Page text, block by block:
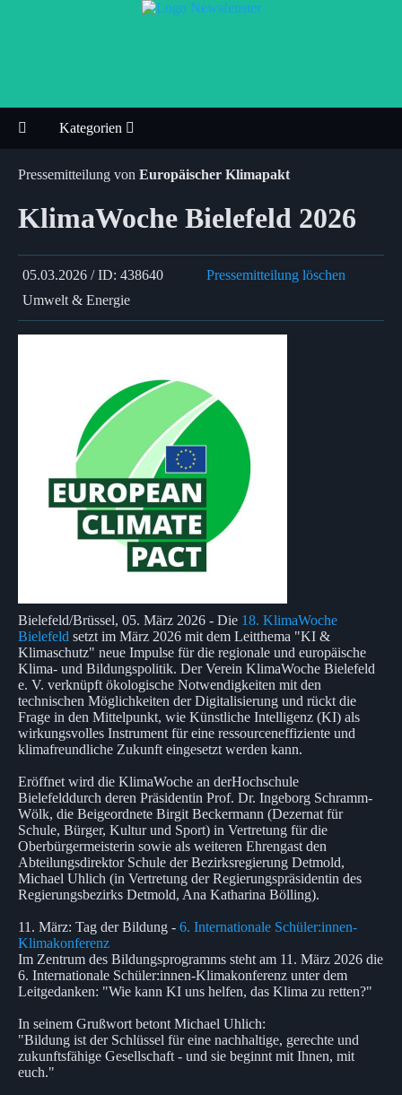
Kategorien
Pressemitteilung von Europäischer Klimapakt
KlimaWoche Bielefeld 2026
05.03.2026 / ID: 438640
Pressemitteilung löschen
Umwelt & Energie
Bielefeld/Brüssel, 05. März 2026 - Die 18. KlimaWoche
Bielefeld setzt im März 2026 mit dem Leitthema "KI &
Klimaschutz" neue Impulse für die regionale und europäische
Klima- und Bildungspolitik. Der Verein KlimaWoche Bielefeld
e. V. verknüpft ökologische Notwendigkeiten mit den
technischen Möglichkeiten der Digitalisierung und rückt die
Frage in den Mittelpunkt, wie Künstliche Intelligenz (KI) als
wirkungsvolles Instrument für eine ressourceneffiziente und
klimafreundliche Zukunft eingesetzt werden kann.
Eröffnet wird die KlimaWoche an derHochschule
Bielefelddurch deren Präsidentin Prof. Dr. Ingeborg Schramm-
Wölk, die Beigeordnete Birgit Beckermann (Dezernat für
Schule, Bürger, Kultur und Sport) in Vertretung für die
Oberbürgermeisterin sowie als weiteren Ehrengast den
Abteilungsdirektor Schule der Bezirksregierung Detmold,
Michael Uhlich (in Vertretung der Regierungspräsidentin des
Regierungsbezirks Detmold, Ana Katharina Bölling).
11. März: Tag der Bildung - 6. Internationale Schüler:innen-
Klimakonferenz
Im Zentrum des Bildungsprogramms steht am 11. März 2026 die
6. Internationale Schüler:innen-Klimakonferenz unter dem
Leitgedanken: "Wie kann KI uns helfen, das Klima zu retten?"
In seinem Grußwort betont Michael Uhlich:
"Bildung ist der Schlüssel für eine nachhaltige, gerechte und
zukunftsfähige Gesellschaft - und sie beginnt mit Ihnen, mit
euch."